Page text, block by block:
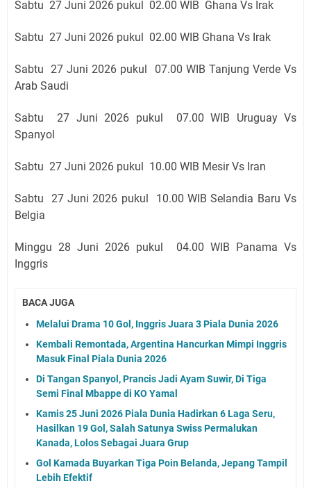
Sabtu 27 Juni 2026 pukul 02.00 WIB Ghana Vs Irak
Sabtu 27 Juni 2026 pukul 02.00 WIB Ghana Vs Irak
Sabtu 27 Juni 2026 pukul 07.00 WIB Tanjung Verde Vs
Arab Saudi
Sabtu 27 Juni 2026 pukul 07.00 WIB Uruguay Vs
Spanyol
Sabtu 27 Juni 2026 pukul 10.00 WIB Mesir Vs Iran
Sabtu 27 Juni 2026 pukul 10.00 WIB Selandia Baru Vs
Belgia
Minggu 28 Juni 2026 pukul 04.00 WIB Panama Vs
Inggris
BACA JUGA
Melalui Drama 10 Gol, Inggris Juara 3 Piala Dunia 2026
Kembali Remontada, Argentina Hancurkan Mimpi Inggris
Masuk Final Piala Dunia 2026
Di Tangan Spanyol, Prancis Jadi Ayam Suwir, Di Tiga
Semi Final Mbappe di KO Yamal
Kamis 25 Juni 2026 Piala Dunia Hadirkan 6 Laga Seru,
Hasilkan 19 Gol, Salah Satunya Swiss Permalukan
Kanada, Lolos Sebagai Juara Grup
Gol Kamada Buyarkan Tiga Poin Belanda, Jepang Tampil
Lebih Efektif